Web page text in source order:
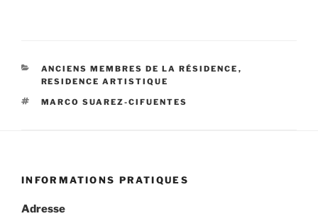
CATÉGORIES
ANCIENS MEMBRES DE LA RÉSIDENCE ,
RESIDENCE ARTISTIQUE
ÉTIQUETTES
MARCO SUAREZ-CIFUENTES
INFORMATIONS PRATIQUES
Adresse